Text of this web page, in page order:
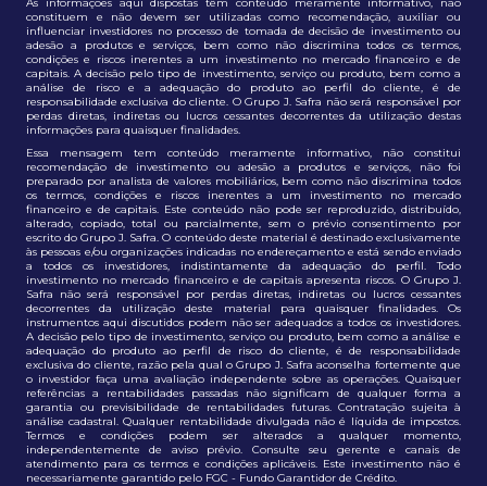
constituem e não devem ser utilizadas como recomendação, auxiliar ou
influenciar investidores no processo de tomada de decisão de investimento ou
adesão a produtos e serviços, bem como não discrimina todos os termos,
condições e riscos inerentes a um investimento no mercado financeiro e de
capitais. A decisão pelo tipo de investimento, serviço ou produto, bem como a
análise de risco e a adequação do produto ao perfil do cliente, é de
responsabilidade exclusiva do cliente. O Grupo J. Safra não será responsável por
perdas diretas, indiretas ou lucros cessantes decorrentes da utilização destas
informações para quaisquer finalidades.
Essa mensagem tem conteúdo meramente informativo, não constitui
recomendação de investimento ou adesão a produtos e serviços, não foi
preparado por analista de valores mobiliários, bem como não discrimina todos
os termos, condições e riscos inerentes a um investimento no mercado
financeiro e de capitais. Este conteúdo não pode ser reproduzido, distribuído,
alterado, copiado, total ou parcialmente, sem o prévio consentimento por
escrito do Grupo J. Safra. O conteúdo deste material é destinado exclusivamente
às pessoas e/ou organizações indicadas no endereçamento e está sendo enviado
a todos os investidores, indistintamente da adequação do perfil. Todo
investimento no mercado financeiro e de capitais apresenta riscos. O Grupo J.
Safra não será responsável por perdas diretas, indiretas ou lucros cessantes
decorrentes da utilização deste material para quaisquer finalidades. Os
instrumentos aqui discutidos podem não ser adequados a todos os investidores.
A decisão pelo tipo de investimento, serviço ou produto, bem como a análise e
adequação do produto ao perfil de risco do cliente, é de responsabilidade
exclusiva do cliente, razão pela qual o Grupo J. Safra aconselha fortemente que
o investidor faça uma avaliação independente sobre as operações. Quaisquer
referências a rentabilidades passadas não significam de qualquer forma a
garantia ou previsibilidade de rentabilidades futuras. Contratação sujeita à
análise cadastral. Qualquer rentabilidade divulgada não é líquida de impostos.
Termos e condições podem ser alterados a qualquer momento,
independentemente de aviso prévio. Consulte seu gerente e canais de
atendimento para os termos e condições aplicáveis. Este investimento não é
necessariamente garantido pelo FGC - Fundo Garantidor de Crédito.